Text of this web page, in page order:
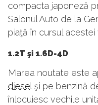
compacta japoneză
Salonul Auto de la
piaţă în cursul acestei
1.2T şi 1.6D-4D
Marea noutate este
dieselşi pe benzină
înlocuiesc vechile